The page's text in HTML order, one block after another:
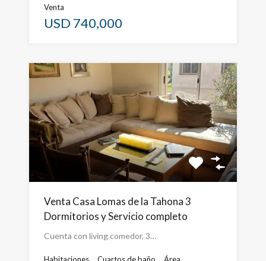
Venta
USD 740,000
Venta Casa Lomas de la Tahona 3
Dormitorios y Servicio completo
Cuenta con living comedor, 3…
Habitaciones
Cuartos de baño
Área